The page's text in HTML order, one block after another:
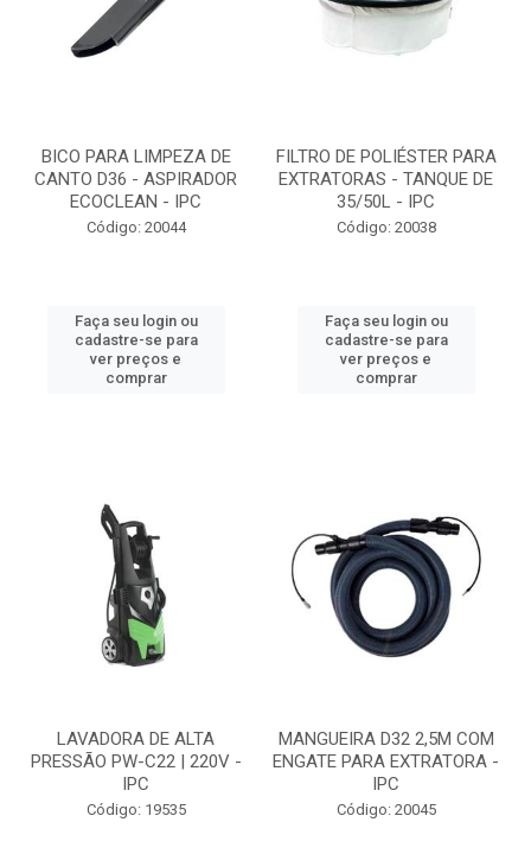
BICO PARA LIMPEZA DE
CANTO D36 - ASPIRADOR
ECOCLEAN - IPC
Código: 20044
Faça seu login ou
cadastre-se para
ver preços e
comprar
FILTRO DE POLIÉSTER PARA
EXTRATORAS - TANQUE DE
35/50L - IPC
Código: 20038
Faça seu login ou
cadastre-se para
ver preços e
comprar
LAVADORA DE ALTA
PRESSÃO PW-C22 | 220V -
IPC
Código: 19535
MANGUEIRA D32 2,5M COM
ENGATE PARA EXTRATORA -
IPC
Código: 20045